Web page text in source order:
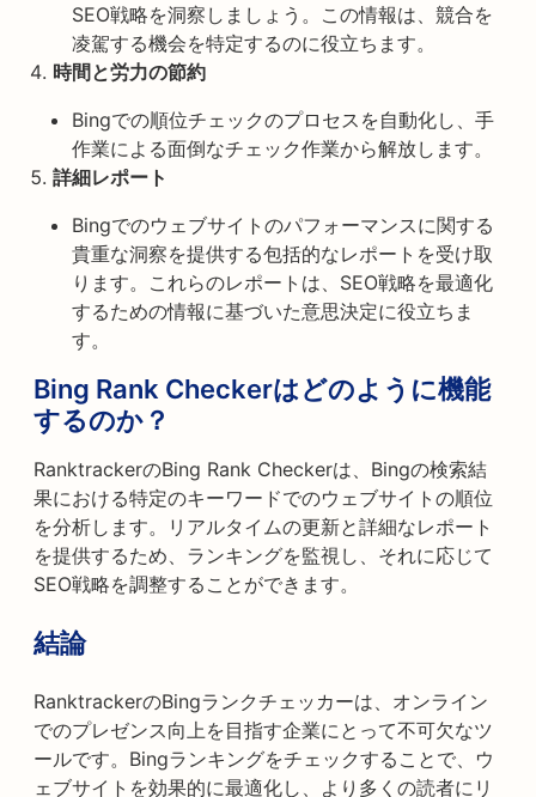
SEO戦略を洞察しましょう。この情報は、競合を
凌駕する機会を特定するのに役立ちます。
時間と労力の節約
Bingでの順位チェックのプロセスを自動化し、手
作業による面倒なチェック作業から解放します。
詳細レポート
Bingでのウェブサイトのパフォーマンスに関する
貴重な洞察を提供する包括的なレポートを受け取
ります。これらのレポートは、SEO戦略を最適化
するための情報に基づいた意思決定に役立ちま
す。
Bing Rank Checkerはどのように機能
するのか？
RanktrackerのBing Rank Checkerは、Bingの検索結
果における特定のキーワードでのウェブサイトの順位
を分析します。リアルタイムの更新と詳細なレポート
を提供するため、ランキングを監視し、それに応じて
SEO戦略を調整することができます。
結論
RanktrackerのBingランクチェッカーは、オンライン
でのプレゼンス向上を目指す企業にとって不可欠なツ
ールです。Bingランキングをチェックすることで、ウ
ェブサイトを効果的に最適化し、より多くの読者にリ